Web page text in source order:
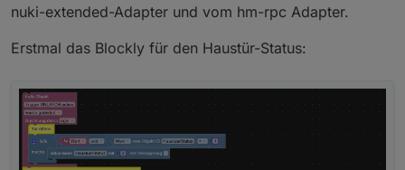
nuki-extended-Adapter und vom hm-rpc Adapter.
Erstmal das Blockly für den Haustür-Status: